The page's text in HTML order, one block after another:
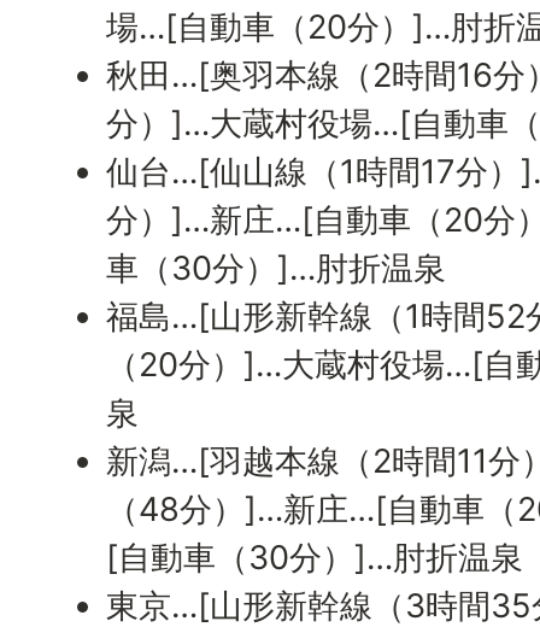
場…[自動車（20分）]…肘折
秋田…[奥羽本線（2時間16
分）]…大蔵村役場…[自動車
仙台…[仙山線（1時間17分
分）]…新庄…[自動車（20分
車（30分）]…肘折温泉
福島…[山形新幹線（1時間
（20分）]…大蔵村役場…[自
泉
新潟…[羽越本線（2時間11
（48分）]…新庄…[自動車
[自動車（30分）]…肘折温泉
東京…[山形新幹線（3時間